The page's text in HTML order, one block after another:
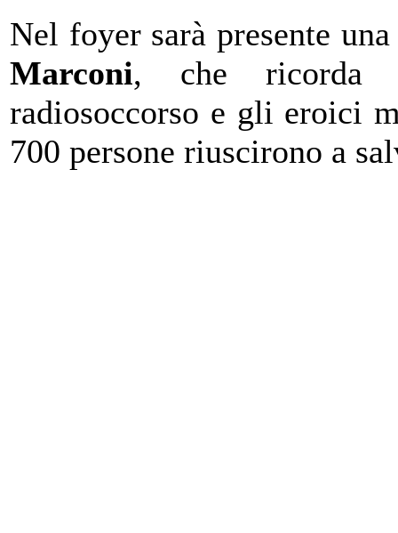
Nel foyer sarà presente
Marconi, che ricorda
radiosoccorso e gli eroici
700 persone riuscirono a